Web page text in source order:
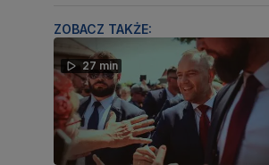
ZOBACZ TAKŻE:
27 min